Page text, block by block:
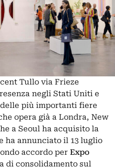
Tullo via Frieze
negli Stati Uniti e
più importanti fiere
opera già a Londra, New
a Seoul ha acquisito la
ha annunciato il 13 luglio
accordo per Expo
di consolidamento sul